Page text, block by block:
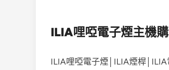
ILIA哩啞電子煙主機
ILIA哩啞電子煙│ILIA煙桿